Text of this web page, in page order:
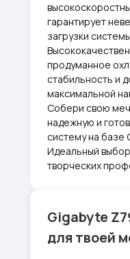
гарантирует
загрузки
продуманное
стабильность и
максимальной
Собери свою
надежную и
систему на базе
Идеальный
творческих
Gigabyte
для твоей